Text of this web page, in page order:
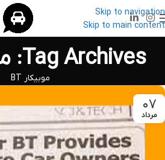
Skip to navigation
Skip to main content
Tag Archives: موبیکار BT
موبیکار BT
۰۷
مرداد